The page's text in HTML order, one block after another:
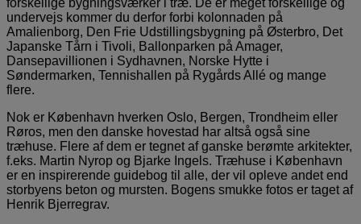
forskellige bygningsværker i træ. De er meget forskellige og
undervejs kommer du derfor forbi kolonnaden på
Amalienborg, Den Frie Udstillingsbygning på Østerbro, Det
Japanske Tårn i Tivoli, Ballonparken på Amager,
Dansepavillionen i Sydhavnen, Norske Hytte i
Søndermarken, Tennishallen på Rygårds Allé og mange
flere.
Nok er København hverken Oslo, Bergen, Trondheim eller
Røros, men den danske hovestad har altså også sine
træhuse. Flere af dem er tegnet af ganske berømte arkitekter,
f.eks. Martin Nyrop og Bjarke Ingels. Træhuse i København
er en inspirerende guidebog til alle, der vil opleve andet end
storbyens beton og mursten. Bogens smukke fotos er taget af
Henrik Bjerregrav.